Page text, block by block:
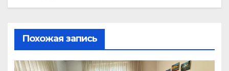
Похожая запись